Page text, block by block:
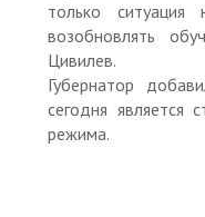
только ситуация
возобновлять
Цивилев.
Губернатор
сегодня является
режима.